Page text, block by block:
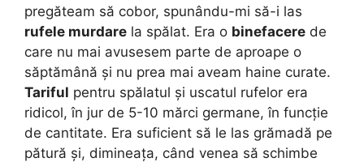
pregăteam să cobor, spunându-mi să-i las
rufele murdare la spălat. Era o binefacere de
care nu mai avusesem parte de aproape o
săptămână și nu prea mai aveam haine curate.
Tariful pentru spălatul și uscatul rufelor era
ridicol, în jur de 5-10 mărci germane, în funcție
de cantitate. Era suficient să le las grămadă pe
pătură și, dimineața, când venea să schimbe